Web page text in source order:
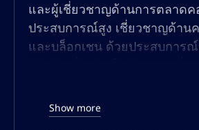
และผู้เชี่ยวชาญด้านการตลาด
ประสบการณ์สูง เชี่ยวชาญด้าน
และบล็อกเชน ด้วยประสบการณ์
ในการค้นหา และการสร้างคอน
การแปลงสูงสำหรับแพลตฟอร์ม
Show more